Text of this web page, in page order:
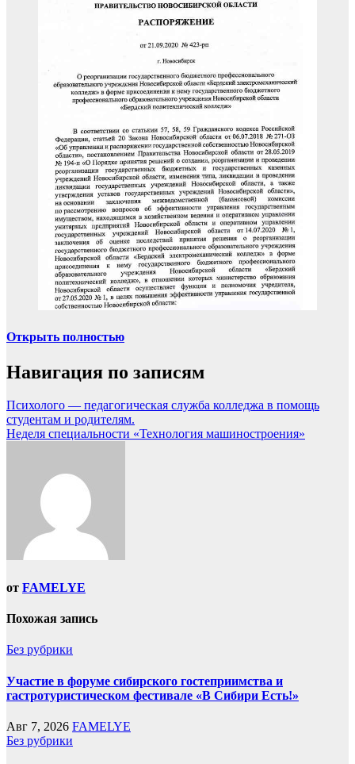
Открыть полностью
Навигация по записям
Психолого — педагогическая служба колледжа в помощь
студентам и родителям.
Неделя специальности «Технология машиностроения»
от FAMELYE
Похожая запись
Без рубрики
Участие в форуме сибирского гостеприимства и
гастротуристическом фестивале «В Сибири Есть!»
Авг 7, 2026 FAMELYE
Без рубрики